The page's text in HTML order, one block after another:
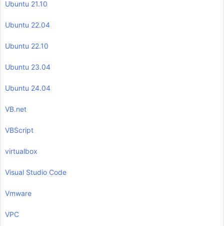
Ubuntu 21.10
Ubuntu 22.04
Ubuntu 22.10
Ubuntu 23.04
Ubuntu 24.04
VB.net
VBScript
virtualbox
Visual Studio Code
Vmware
VPC